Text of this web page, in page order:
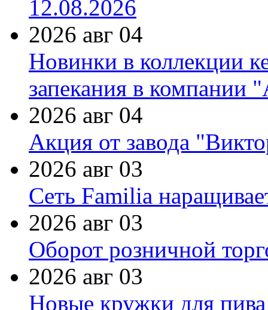
12.08.2026
2026 авг 04
Новинки в коллекции
запекания в компании
2026 авг 04
Акция от завода
2026 авг 03
Сеть Familia
2026 авг 03
Оборот розничной
2026 авг 03
Новые кружки для